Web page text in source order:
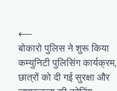
Post
navigation
⟵
बोकारो पुलिस ने शुरू किया
कम्युनिटी पुलिसिंग कार्यक्रम,
छात्रों को दी गई सुरक्षा और